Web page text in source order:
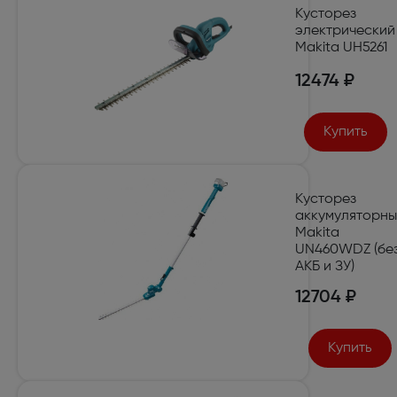
Кусторез
электрический
Makita UH5261
12474 ₽
Купить
Кусторез
Makita
UN460WDZ
АКБ и ЗУ)
12704 ₽
Купить